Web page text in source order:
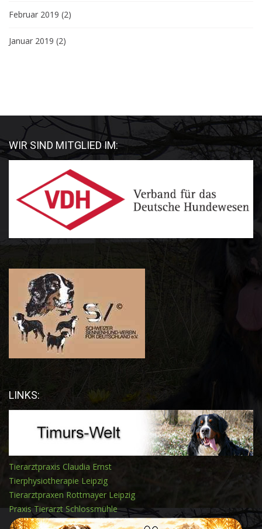
Februar 2019 (2)
Januar 2019 (2)
WIR SIND MITGLIED IM:
LINKS:
Tierarztpraxis Claudia Ernst
Tierphysiotherapie Leipzig
Tierarztpraxen Rottmayer Leipzig
Praxis Tierarzt Schlossmühle